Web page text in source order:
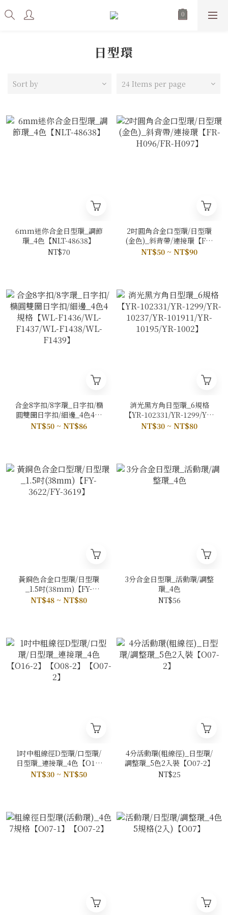
日型環
Sort by 24 Items per page
6mm迷你合金日型環_調節
環_4色【NLT-48638】
NT$70
2吋圓角合金口型環/日型環
(金色)_斜背帶/連接環【FR-
H096/FR-H097】
NT$50 ~ NT$90
合金8字扣/8字環_日字扣/橢
圓雙圈日字扣/細邊_4色4規
格【WL-F1436/WL-
NT$50 ~ NT$86
消光黑方角日型環_6規格
【YR-102331/YR-1299/YR-
10237/YR-101911/YR-
NT$30 ~ NT$80
黃銅色合金口型環/日型環
_1.5吋(38mm)【FY-
3622/FY-3619】
NT$48 ~ NT$80
3分合金日型環_活動環/調整
環_4色
NT$56
1吋中粗線徑D型環/口型環/
日型環_連接環_4色【O16-
2】【O08-2】【O07-2】
NT$30 ~ NT$50
4分活動環(粗線徑)_日型環/
調整環_5色2入裝【O07-2】
NT$25